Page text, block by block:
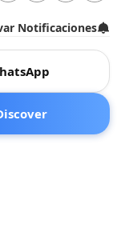
Notificaciones